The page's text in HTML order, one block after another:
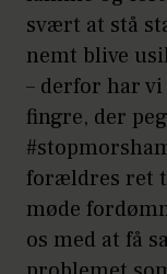
svært at stå
nemt blive
– derfor har
fingre, der
forældres ret
møde
os med at få